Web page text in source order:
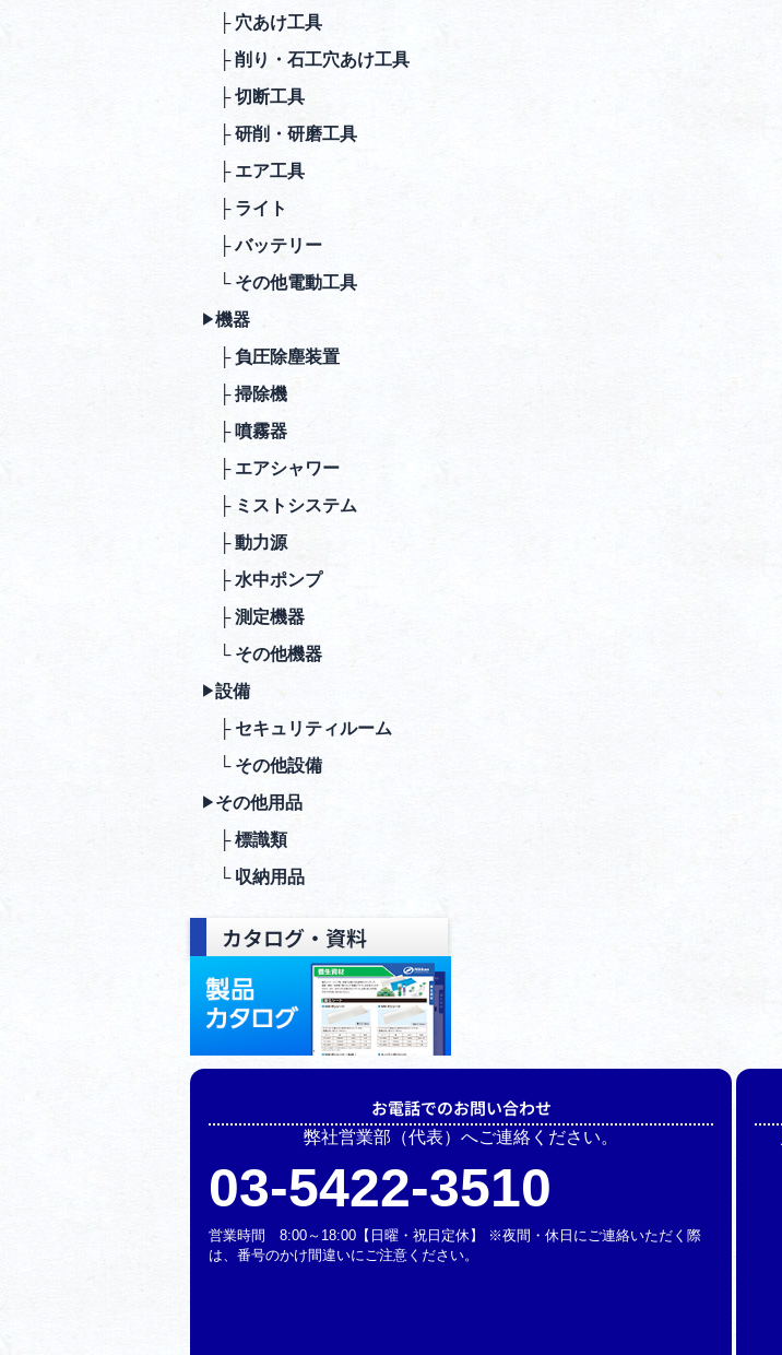
├ ⽳あけ⼯具
├ 削り・⽯⼯⽳あけ⼯具
├ 切断⼯具
├ 研削・研磨⼯具
├ エア⼯具
├ ライト
├ バッテリー
└ その他電動⼯具
▶︎機器
├ 負圧除塵装置
├ 掃除機
├ 噴霧器
├ エアシャワー
├ ミストシステム
├ 動⼒源
├ ⽔中ポンプ
├ 測定機器
└ その他機器
▶︎設備
├ セキュリティルーム
└ その他設備
▶︎ その他⽤品
├ 標識類
└ 収納⽤品
カタログ・資料
お電話でのお問い合わせ
弊社営業部（代表）へご連絡ください。
03-5422-3510
営業時間 8:00～18:00【日曜・祝日定休】 ※夜間・休日にご連絡いただく際
は、番号のかけ間違いにご注意ください。